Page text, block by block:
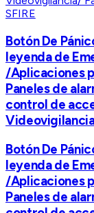
SFIRE
Botón De
leyenda de
/Aplicaciones
Paneles de
control de
Botón De
leyenda de
/Aplicaciones
Paneles de